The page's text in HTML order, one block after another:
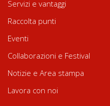
Servizi e vantaggi
Raccolta punti
Eventi
Collaborazioni e Festival
Notizie e Area stampa
Lavora con noi